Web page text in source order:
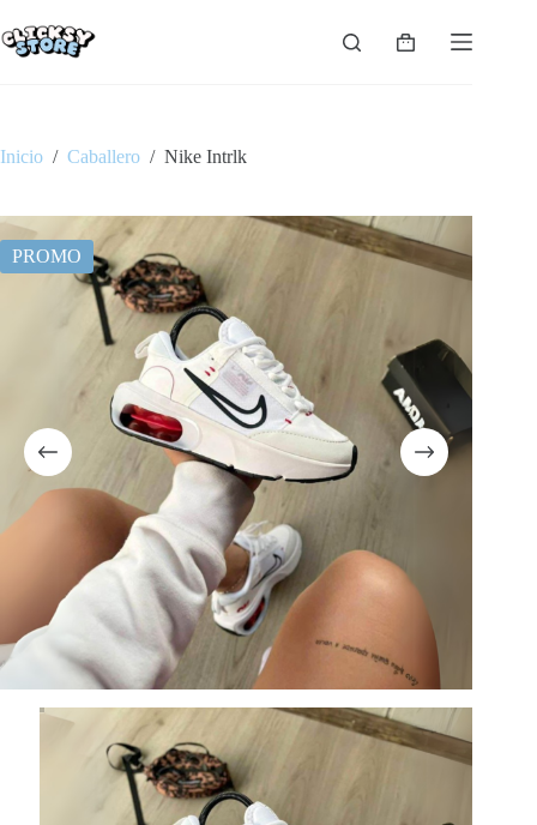
al
contenido
Carro
Inicio / Caballero / Nike Intrlk
PROMO